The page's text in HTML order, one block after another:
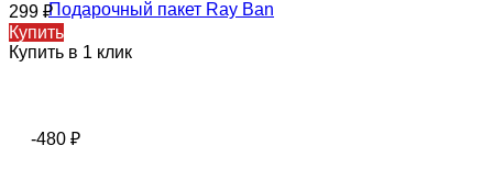
299 ₽
Купить
Купить в 1 клик
-480 ₽